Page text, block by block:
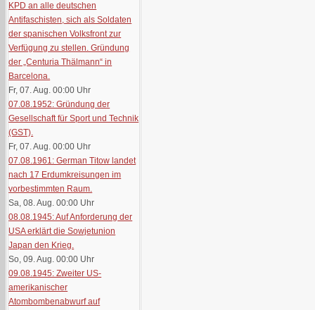
KPD an alle deutschen
Antifaschisten, sich als Soldaten
der spanischen Volksfront zur
Verfügung zu stellen. Gründung
der „Centuria Thälmann“ in
Barcelona.
Fr, 07. Aug. 00:00 Uhr
07.08.1952: Gründung der
Gesellschaft für Sport und Technik
(GST).
Fr, 07. Aug. 00:00 Uhr
07.08.1961: German Titow landet
nach 17 Erdumkreisungen im
vorbestimmten Raum.
Sa, 08. Aug. 00:00 Uhr
08.08.1945: Auf Anforderung der
USA erklärt die Sowjetunion
Japan den Krieg.
So, 09. Aug. 00:00 Uhr
09.08.1945: Zweiter US-
amerikanischer
Atombombenabwurf auf